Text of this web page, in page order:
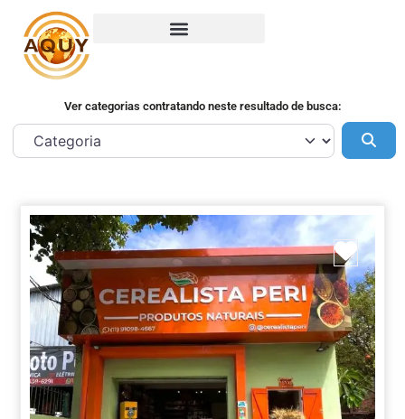
Ver categorias contratando neste resultado de busca: